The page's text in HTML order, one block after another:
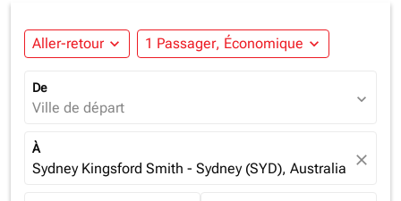
Aller-retour expand_more 1 Passager, Économique expand_more
De
Ville de départ expand_more
À
Sydney Kingsford Smith - Sydney (SYD), Australia close